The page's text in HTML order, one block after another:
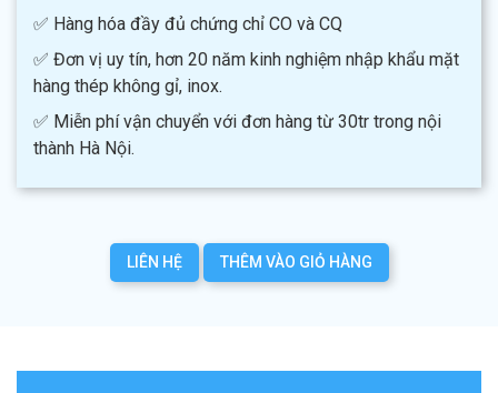
✅ Hàng hóa đầy đủ chứng chỉ CO và CQ
✅ Đơn vị uy tín, hơn 20 năm kinh nghiệm nhập khẩu mặt
hàng thép không gỉ, inox.
✅ Miễn phí vận chuyển với đơn hàng từ 30tr trong nội
thành Hà Nội.
LIÊN HỆ THÊM VÀO GIỎ HÀNG